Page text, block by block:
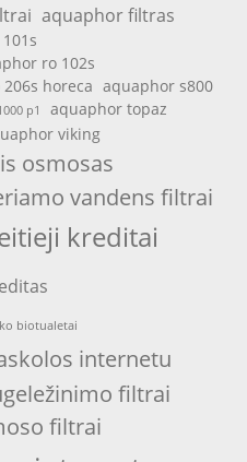
aquaphor filtras
ro 102s
horeca aquaphor s800
p1 aquaphor topaz
viking
osmosas
vandens filtrai
kreditai
biotualetai
internetu
filtrai
filtrai